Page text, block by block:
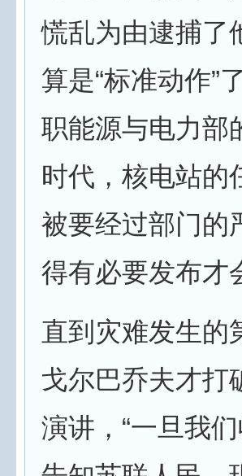
慌乱为由逮捕了
算是“标准动作”
职能源与电力部
时代，核电站的
被要经过部门的
得有必要发布才
直到灾难发生的
戈尔巴乔夫才打
演讲，“一旦我